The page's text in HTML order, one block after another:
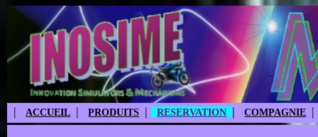
| ACCUEIL | PRODUITS | RESERVATION | COMPAGNIE |